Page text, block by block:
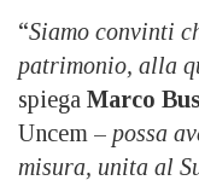
“Siamo convinti
patrimonio, alla
spiega Marco
Uncem – possa
misura, unita al